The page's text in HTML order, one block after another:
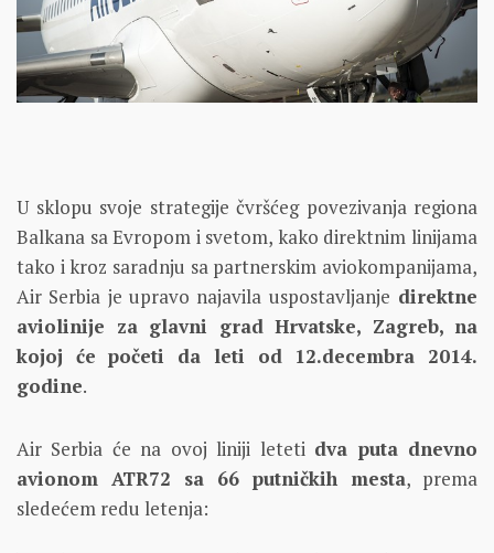
U sklopu svoje strategije čvršćeg povezivanja regiona
Balkana sa Evropom i svetom, kako direktnim linijama
tako i kroz saradnju sa partnerskim aviokompanijama,
Air Serbia je upravo najavila uspostavljanje direktne
aviolinije za glavni grad Hrvatske, Zagreb, na
kojoj će početi da leti od 12.decembra 2014.
godine.
Air Serbia će na ovoj liniji leteti dva puta dnevno
avionom ATR72 sa 66 putničkih mesta, prema
sledećem redu letenja: